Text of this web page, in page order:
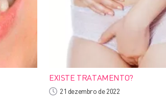
EXISTE TRATAMENTO?
21 dezembro de 2022